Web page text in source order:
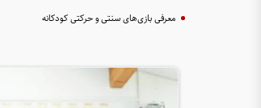
معرفی بازی‌های سنتی و حرکتی کودکانه